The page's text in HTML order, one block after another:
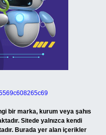
bir marka, kurum veya şahıs
Sitede yalnızca kendi
Burada yer alan içerikler